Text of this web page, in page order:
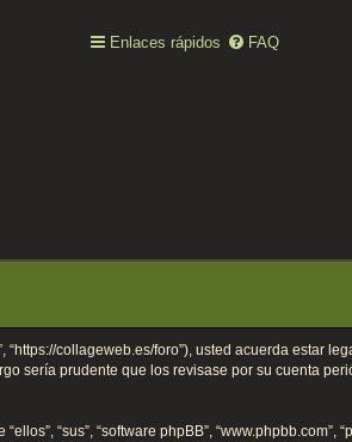
Enlaces rápidos FAQ
“https://collageweb.es/foro”), usted acuerda
sería prudente que los revisase por su cuenta
“sus”, “software phpBB”,